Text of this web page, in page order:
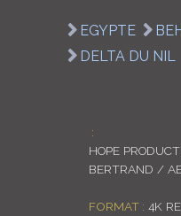
EGYPTE
DELTA DU NIL
:
HOPE
BERTRAND /
FORMAT : 4K